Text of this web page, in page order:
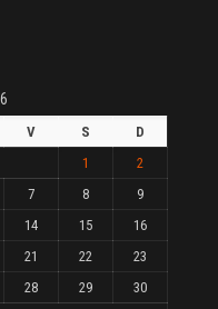
V S
D
1
2
7 8
9
14 15
16
21 22
23
28 29
30